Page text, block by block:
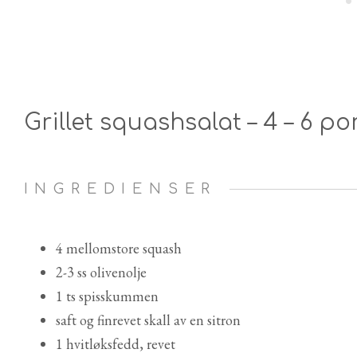
Grillet squashsalat – 4 – 6
INGREDIENSER
4 mellomstore squash
2-3 ss olivenolje
1 ts spisskummen
saft og finrevet skall av en sitron
1 hvitløksfedd, revet